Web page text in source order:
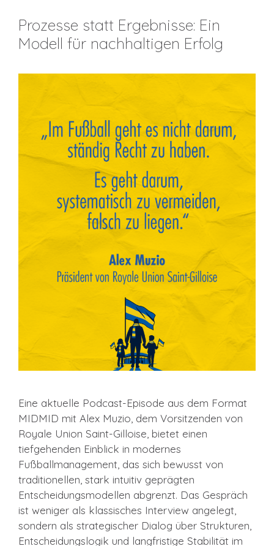
Prozesse statt Ergebnisse: Ein
Modell für nachhaltigen Erfolg
Eine aktuelle Podcast-Episode aus dem Format
MIDMID mit Alex Muzio, dem Vorsitzenden von
Royale Union Saint-Gilloise, bietet einen
tiefgehenden Einblick in modernes
Fußballmanagement, das sich bewusst von
traditionellen, stark intuitiv geprägten
Entscheidungsmodellen abgrenzt. Das Gespräch
ist weniger als klassisches Interview angelegt,
sondern als strategischer Dialog über Strukturen,
Entscheidungslogik und langfristige Stabilität im